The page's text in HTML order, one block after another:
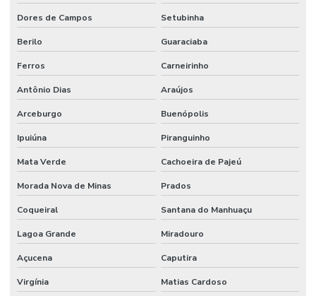
Dores de Campos Setubinha
Berilo Guaraciaba
Ferros Carneirinho
Antônio Dias Araújos
Arceburgo Buenópolis
Ipuiúna Piranguinho
Mata Verde Cachoeira de Pajeú
Morada Nova de Minas Prados
Coqueiral Santana do Manhuaçu
Lagoa Grande Miradouro
Açucena Caputira
Virgínia Matias Cardoso